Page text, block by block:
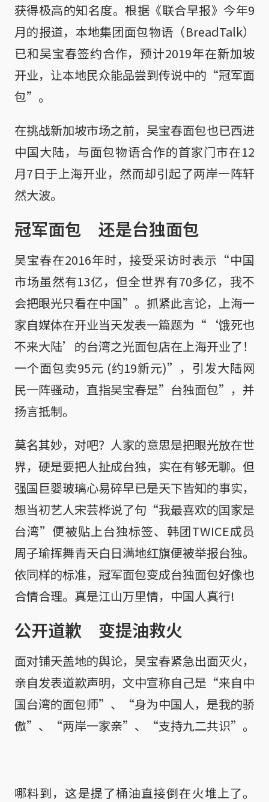
获得极高的知名度。根据《联合早报》今年9
月的报道，本地集团面包物语（BreadTalk）
已和吴宝春签约合作，预计2019年在新加坡
开业，让本地民众能品尝到传说中的“冠军面
包”。
在挑战新加坡市场之前，吴宝春面包也已西进
中国大陆，与面包物语合作的首家门市在12
月7日于上海开业，然而却引起了两岸一阵轩
然大波。
冠军面包 还是台独面包
吴宝春在2016年时，接受采访时表示“中国
市场虽然有13亿，但全世界有70多亿，我不
会把眼光只看在中国”。抓紧此言论，上海一
家自媒体在开业当天发表一篇题为“‘饿死也
不来大陆’的台湾之光面包店在上海开业了！
一个面包卖95元 (约19新元)”，引发大陆网
民一阵骚动，直指吴宝春是”台独面包”，并
扬言抵制。
莫名其妙，对吧？人家的意思是把眼光放在世
界，硬是要把人扯成台独，实在有够无聊。但
强国巨婴玻璃心易碎早已是天下皆知的事实，
想当初艺人宋芸桦说了句“我最喜欢的国家是
台湾”便被贴上台独标签、韩团TWICE成员
周子瑜挥舞青天白日满地红旗便被举报台独。
依同样的标准，冠军面包变成台独面包好像也
合情合理。真是江山万里情，中国人真行!
公开道歉 变提油救火
面对铺天盖地的舆论，吴宝春紧急出面灭火，
亲自发表道歉声明，文中宣称自己是“来自中
国台湾的面包师”、“身为中国人，是我的骄
傲”、“两岸一家亲”、“支持九二共识”。
哪料到，这是提了桶油直接倒在火堆上了。